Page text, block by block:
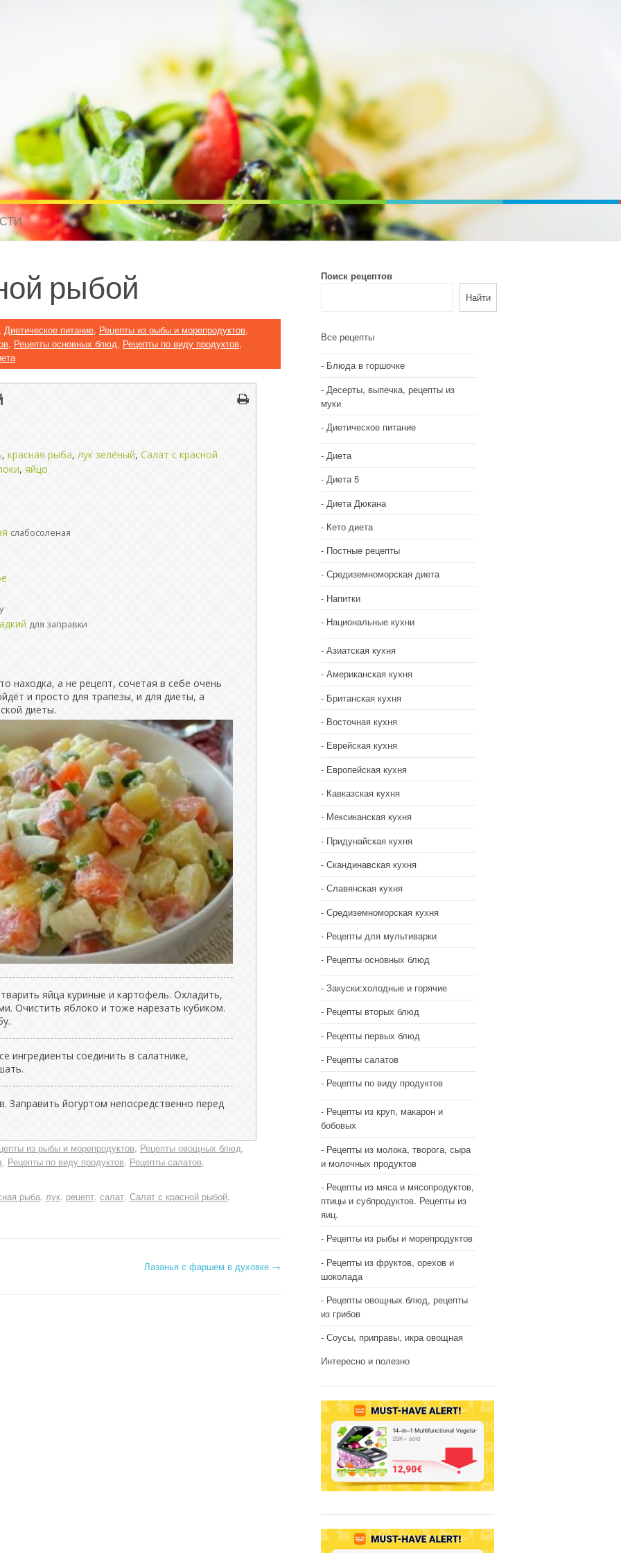
рецепты для всех
РЕЦЕПТЫ ДЛЯ МУЛЬТИВАРКИ. РЕЦЕПТЫ ДЛЯ МИКРОВОЛНОВОЙ ПЕЧИ. ДИЕТИЧЕСКОЕ ПИТАНИЕ
рыбой
, Диетическое питание, Рецепты из рыбы и морепродуктов,
, Рецепты основных блюд, Рецепты по виду продуктов,
, красная рыба, лук зелёный, Салат с красной
, яйцо
слабосоленая
для заправки
находка, а не рецепт, сочетая в себе очень
и просто для трапезы, и для диеты, а
диеты.
яйца куриные и картофель. Охладить,
Очистить яблоко и тоже нарезать кубиком.
ингредиенты соединить в салатнике,
Заправить йогуртом непосредственно перед
из рыбы и морепродуктов Рецепты овощных блюд,
Рецепты по виду продуктов Рецепты салатов
рыба лук рецепт салат Салат с красной рыбой
Лазанья с фаршем в духовке →
Поиск рецептов
Найти
Все рецепты
Блюда в горшочке
Десерты, выпечка, рецепты из
муки
Диетическое питание
Диета
Диета 5
Диета Дюкана
Кето диета
Постные рецепты
Средиземноморская диета
Напитки
Национальные кухни
Азиатская кухня
Американская кухня
Британская кухня
Восточная кухня
Еврейская кухня
Европейская кухня
Кавказская кухня
Мексиканская кухня
Придунайская кухня
Скандинавская кухня
Славянская кухня
Средиземноморская кухня
Рецепты для мультиварки
Рецепты основных блюд
Закуски:холодные и горячие
Рецепты вторых блюд
Рецепты первых блюд
Рецепты салатов
Рецепты по виду продуктов
Рецепты из круп, макарон и
бобовых
Рецепты из молока, творога, сыра
и молочных продуктов
Рецепты из мяса и мясопродуктов,
птицы и субпродуктов. Рецепты из
яиц.
Рецепты из рыбы и морепродуктов
Рецепты из фруктов, орехов и
шоколада
Рецепты овощных блюд, рецепты
из грибов
Соусы, приправы, икра овощная
Интересно и полезно